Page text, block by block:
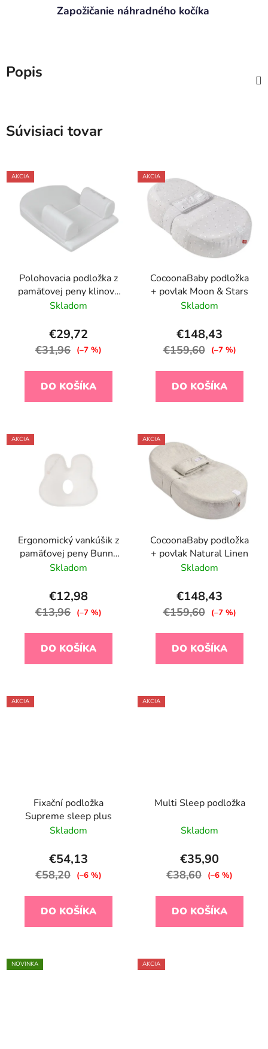
Zapožičanie náhradného kočíka
Popis
Súvisiaci tovar
AKCIA
Polohovacia podložka z
pamäťovej peny klinová
Airknit Grey
Skladom
€29,72
€31,96 (–7 %)
DO KOŠÍKA
AKCIA
CocoonaBaby podložka
+ povlak Moon & Stars
Skladom
€148,43
€159,60 (–7 %)
DO KOŠÍKA
AKCIA
Ergonomický vankúšik z
pamäťovej peny Bunny
Airknit White
Skladom
€12,98
€13,96 (–7 %)
DO KOŠÍKA
AKCIA
CocoonaBaby podložka
+ povlak Natural Linen
Skladom
€148,43
€159,60 (–7 %)
DO KOŠÍKA
AKCIA
Fixační podložka
Supreme sleep plus
Skladom
€54,13
€58,20 (–6 %)
DO KOŠÍKA
AKCIA
Multi Sleep podložka
Skladom
€35,90
€38,60 (–6 %)
DO KOŠÍKA
NOVINKA AKCIA